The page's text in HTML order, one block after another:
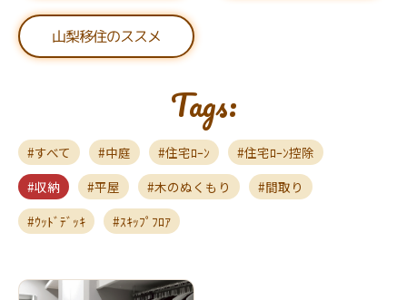
山梨移住のススメ
Tags:
すべて 中庭 住宅ﾛｰﾝ
住宅ﾛｰﾝ控除
収納
平屋 木のぬくもり
間取り
ｳｯﾄﾞﾃﾞｯｷ
ｽｷｯﾌﾟﾌﾛｱ